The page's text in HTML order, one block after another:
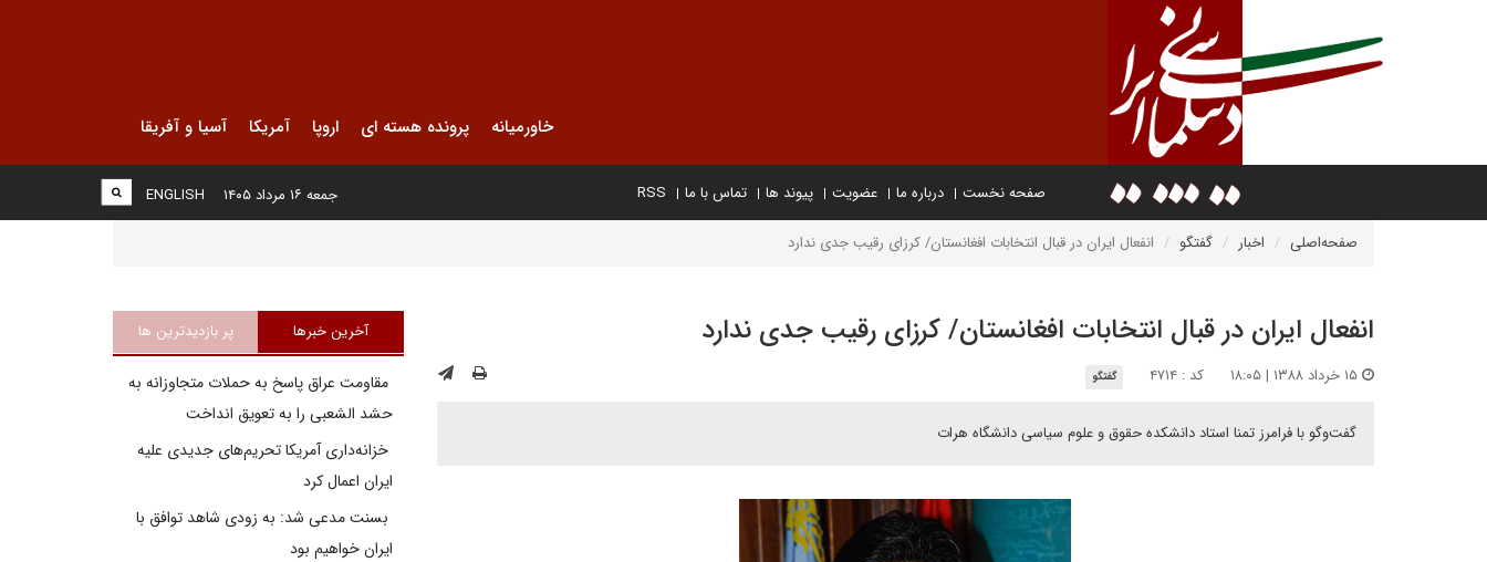
خاورمیانه پرونده هسته ای اروپا آمریکا آسیا و آفریقا
صفحه نخست درباره ما عضویت پیوند ها تماس با ما RSS
ENGLISH جمعه ۱۶ مرداد ۱۴۰۵
صفحه‌اصلی اخبار گفتگو انفعال ایران در قبال انتخابات افغانستان/ کرزای رقیب جدی ندارد
انفعال ایران در قبال انتخابات افغانستان/ کرزای رقیب جدی ندارد
کد : ۴۷۱۴ گفتگو
گفت‌وگو با فرامرز تمنا استاد دانشکده حقوق و علوم سیاسی دانشگاه هرات
آخرین خبرها پر بازدیدترین ها
مقاومت عراق پاسخ به حملات متجاوزانه به
حشد الشعبی را به تعویق انداخت
خزانه‌داری آمریکا تحریم‌های جدیدی علیه
ایران اعمال کرد
بسنت مدعی شد: به زودی شاهد توافق با
ایران خواهیم بود